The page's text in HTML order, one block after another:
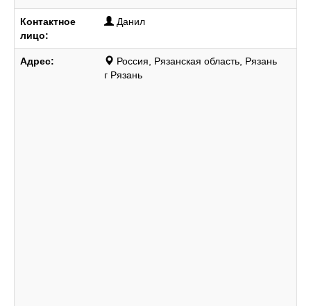
Контактное
лицо:
Данил
Адрес:
Россия, Рязанская область, Рязань
г Рязань